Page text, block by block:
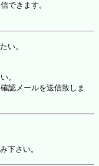
できます。
い。
。
認メールを送信致しま
下さい。